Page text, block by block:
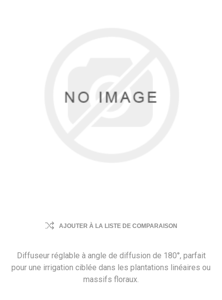
AJOUTER À LA LISTE DE COMPARAISON
Diffuseur réglable à angle de diffusion de 180°, parfait
pour une irrigation ciblée dans les plantations linéaires ou
massifs floraux.